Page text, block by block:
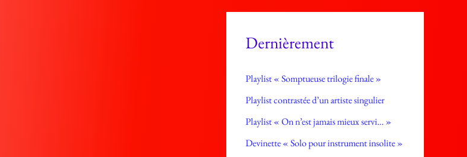
Dernièrement
Playlist « Somptueuse trilogie finale »
Playlist contrastée d’un artiste singulier
Playlist « On n’est jamais mieux servi… »
Devinette « Solo pour instrument insolite »